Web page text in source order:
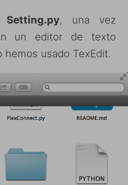
Setting.py, una vez
un editor de texto
hemos usado TexEdit.